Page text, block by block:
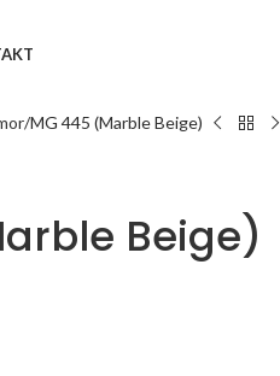
MG 445 (Marble Beige)
Beige)